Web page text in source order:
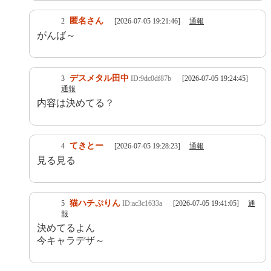
2 匿名さん [2026-07-05 19:21:46] 通報
がんば～
3 デスメタル田中 ID:9dc0df87b
[2026-07-05 19:24:45]
通報
内容は決めてる？
4 てきとー [2026-07-05 19:28:23] 通報
見る見る
5 猫ハチぷりん ID:ac3c1633a [2026-07-05 19:41:05]
通
報
決めてるよん
今キャラデザ～